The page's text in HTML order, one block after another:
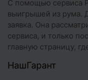
С помощью сервиса
выигрышей из рума.
заявка. Она
сервиса, и только
главную страницу,
НашГарант